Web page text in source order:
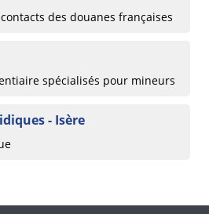
des douanes françaises
spécialisés pour mineurs
- Isère